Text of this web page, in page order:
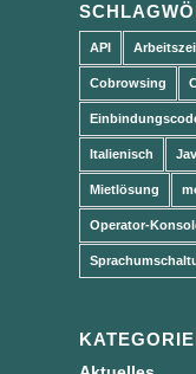
API
Cobrowsing
Italienisch
Mietlösung
Operator-